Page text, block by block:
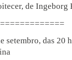
de Ingeborg
setembro, das 20